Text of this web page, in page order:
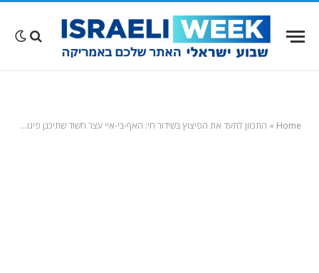
Home
» התכוון לתעד את הפיצוץ בשידור חי: האף-בי-איי עצר חשוד שתיכנן פיגוע בקונסוליה הישראלית בניו יורק